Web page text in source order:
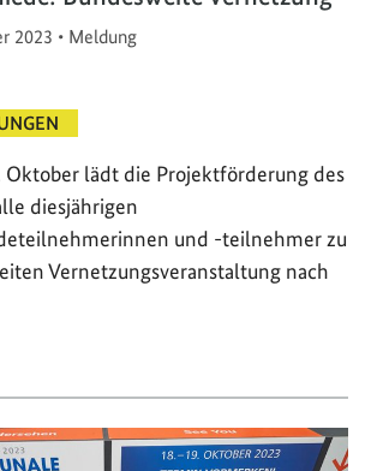
2023 • Meldung
Oktober lädt die Projektförderung des
diesjährigen
und -teilnehmer zu
Vernetzungsveranstaltung nach